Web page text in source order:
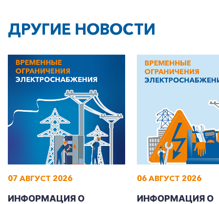
ДРУГИЕ НОВОСТИ
07 АВГУСТ 2026
ИНФОРМАЦИЯ О
06 АВГУСТ 2026
ИНФОРМАЦИЯ О